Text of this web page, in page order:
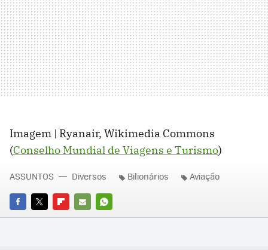
Imagem | Ryanair, Wikimedia Commons
(Conselho Mundial de Viagens e Turismo)
FACEBOOK
TWITTERFLIPBOARD
E-
WHATSAPP
ASSUNTOS Diversos Bilionários Aviação